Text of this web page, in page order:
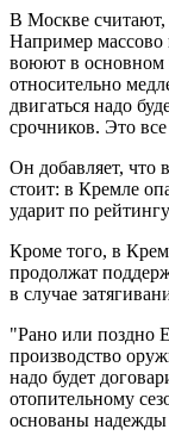
В Москве считают,
Например массово
воюют в основном
относительно
двигаться надо
срочников. Это
Он добавляет, что
стоит: в Кремле
ударит по
Кроме того, в
продолжат
в случае
"Рано или поздно
производство
надо будет
отопительному
основаны